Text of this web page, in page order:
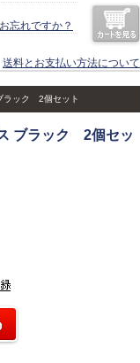
忘れですか？
送料とお支払い方法について
ラック 2個セット
ブラック 2個セッ